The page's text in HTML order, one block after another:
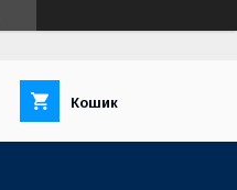
Кошик